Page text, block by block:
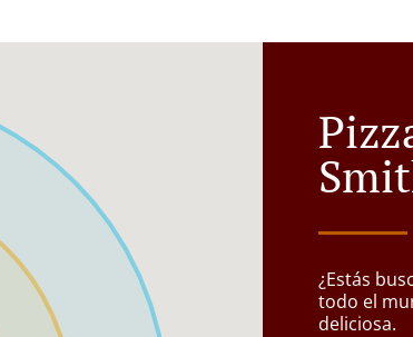
¿Estás
todo el
deliciosa.